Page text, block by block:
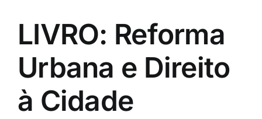
LIVRO: Reforma
Urbana e Direito
à Cidade